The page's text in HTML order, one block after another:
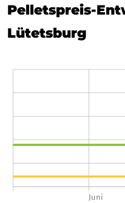
Pelletspreis-
Lütetsburg